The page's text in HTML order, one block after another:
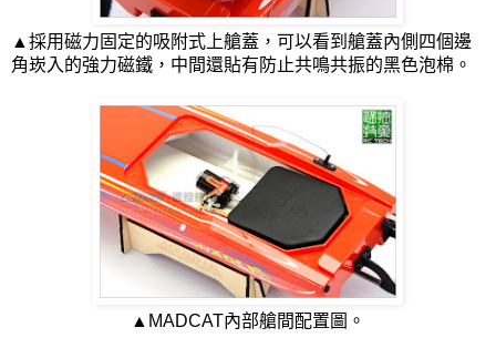
▲採用磁力固定的吸附式上艙蓋，可以看到艙蓋內側四個邊
角崁入的強力磁鐵，中間還貼有防止共鳴共振的黑色泡棉。
▲MADCAT內部艙間配置圖。